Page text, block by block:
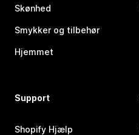
Skønhed
Smykker og tilbehør
Hjemmet
Support
Shopify Hjælp